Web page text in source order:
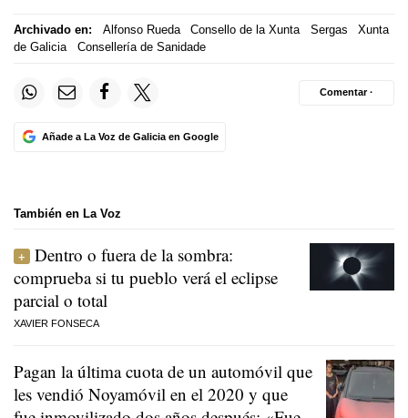
Archivado en: Alfonso Rueda Consello de la Xunta Sergas
Xunta
de Galicia
Consellería de Sanidade
Añade a La Voz de Galicia en Google
Comentar ·
También en La Voz
Dentro o fuera de la sombra:
comprueba si tu pueblo verá el eclipse
parcial o total
XAVIER FONSECA
Pagan la última cuota de un automóvil que
les vendió Noyamóvil en el 2020 y que